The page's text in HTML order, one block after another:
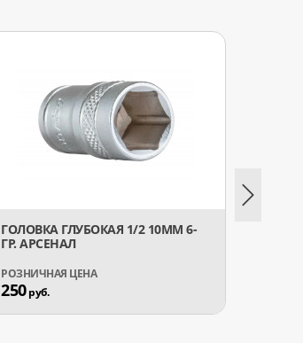
ГОЛОВКА ГЛУБОКАЯ 1/2 10ММ 6-
ГР. АРСЕНАЛ
250руб.